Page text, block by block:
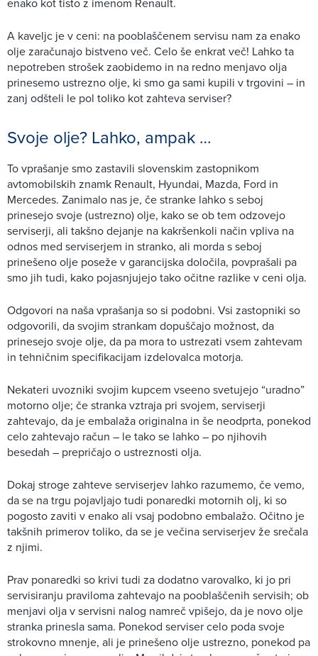
A kaveljc je v ceni: na pooblaščenem servisu nam za enako
olje zaračunajo bistveno več. Celo še enkrat več! Lahko ta
nepotreben strošek zaobidemo in na redno menjavo olja
prinesemo ustrezno olje, ki smo ga sami kupili v trgovini – in
zanj odšteli le pol toliko kot zahteva serviser?
Svoje olje? Lahko, ampak …
To vprašanje smo zastavili slovenskim zastopnikom
avtomobilskih znamk Renault, Hyundai, Mazda, Ford in
Mercedes. Zanimalo nas je, če stranke lahko s seboj
prinesejo svoje (ustrezno) olje, kako se ob tem odzovejo
serviserji, ali takšno dejanje na kakršenkoli način vpliva na
odnos med serviserjem in stranko, ali morda s seboj
prinešeno olje poseže v garancijska določila, povprašali pa
smo jih tudi, kako pojasnjujejo tako očitne razlike v ceni olja.
Odgovori na naša vprašanja so si podobni. Vsi zastopniki so
odgovorili, da svojim strankam dopuščajo možnost, da
prinesejo svoje olje, da pa mora to ustrezati vsem zahtevam
in tehničnim specifikacijam izdelovalca motorja.
Nekateri uvozniki svojim kupcem vseeno svetujejo “uradno”
motorno olje; če stranka vztraja pri svojem, serviserji
zahtevajo, da je embalaža originalna in še neodprta, ponekod
celo zahtevajo račun – le tako se lahko – po njihovih
besedah – prepričajo o ustreznosti olja.
Dokaj stroge zahteve serviserjev lahko razumemo, če vemo,
da se na trgu pojavljajo tudi ponaredki motornih olj, ki so
pogosto zaviti v enako ali vsaj podobno embalažo. Očitno je
takšnih primerov toliko, da se je večina serviserjev že srečala
z njimi.
Prav ponaredki so krivi tudi za dodatno varovalko, ki jo pri
servisiranju praviloma zahtevajo na pooblaščenih servisih; ob
menjavi olja v servisni nalog namreč vpišejo, da je novo olje
stranka prinesla sama. Ponekod serviser celo poda svoje
strokovno mnenje, ali je prinešeno olje ustrezno, ponekod pa